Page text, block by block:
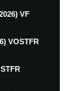
VF
VOSTFR